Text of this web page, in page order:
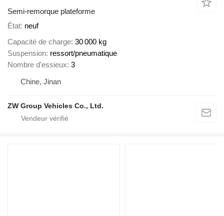
Semi-remorque plateforme
État neuf
Capacité de charge 30 000 kg
Suspension ressort/pneumatique
Nombre d'essieux 3
Chine, Jinan
ZW Group Vehicles Co., Ltd.